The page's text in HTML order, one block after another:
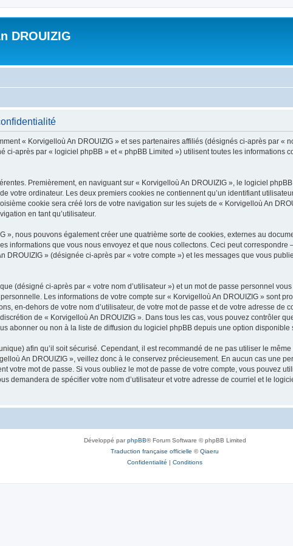
DROUIZIG
« Korvigelloù An DROUIZIG » et ses partenaires affiliés (désignés ci-après par «
ci-après par « logiciel phpBB » et « phpBB Limited ») utilisent toutes les informations
Premièrement, en naviguant sur « Korvigelloù An DROUIZIG », le logiciel
votre ordinateur. Les deux premiers cookies ne contiennent qu’un identifiant
cookie sera créé lors de votre navigation sur les sujets de « Korvigelloù An
en tant qu’utilisateur.
», nous pouvons également créer une quatrième sorte de cookies, externes au
informations que vous nous envoyez et que nous collectons. Ceci peut
DROUIZIG » (désignée ci-après par « votre compte ») et les messages que vous
(désigné ci-après par « votre nom d’utilisateur ») et un mot de passe personnel
Les informations de votre compte sur « Korvigelloù An DROUIZIG » sont
en-dehors de votre nom d’utilisateur, de votre mot de passe et de votre adresse de
de « Korvigelloù An DROUIZIG ». Dans tous les cas, vous pouvez contrôler
abonner ou non à la liste de diffusion du logiciel phpBB depuis une option disponible
afin qu’il soit sécurisé. Cependant, il est recommandé de ne pas utiliser le
An DROUIZIG », veillez donc à le conservez précieusement. En aucun cas une
votre mot de passe. Si vous oubliez le mot de passe de votre compte, vous pouvez
demandera de spécifier votre nom d’utilisateur et votre adresse de courriel et le
Développé parphpBB® Forum Software © phpBB Limited
Traduction française officielle ©Qiaeru
Confidentialité | Conditions